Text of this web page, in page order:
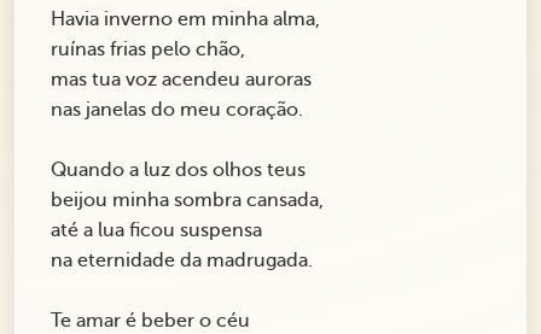
Havia inverno em minha alma,
ruínas frias pelo chão,
mas tua voz acendeu auroras
nas janelas do meu coração.
Quando a luz dos olhos teus
beijou minha sombra cansada,
até a lua ficou suspensa
na eternidade da madrugada.
Te amar é beber o céu